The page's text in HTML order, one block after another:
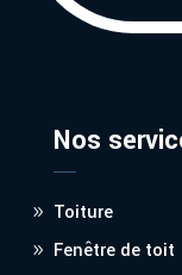
Nos
Toiture
Fenêtre de toit